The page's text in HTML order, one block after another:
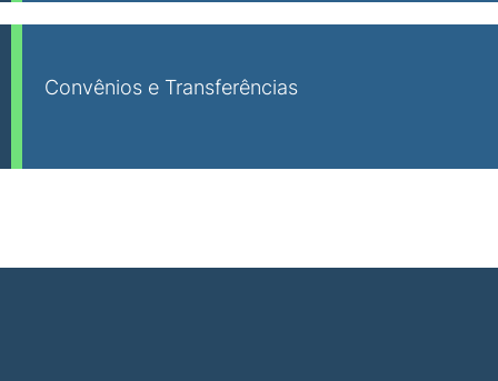
Convênios e Transferências